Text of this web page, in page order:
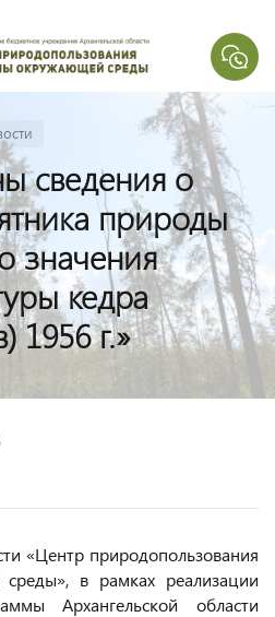
сведения о
природы
значения
кедра
1956 г.»
«Центр природопользования
в рамках реализации
Архангельской области